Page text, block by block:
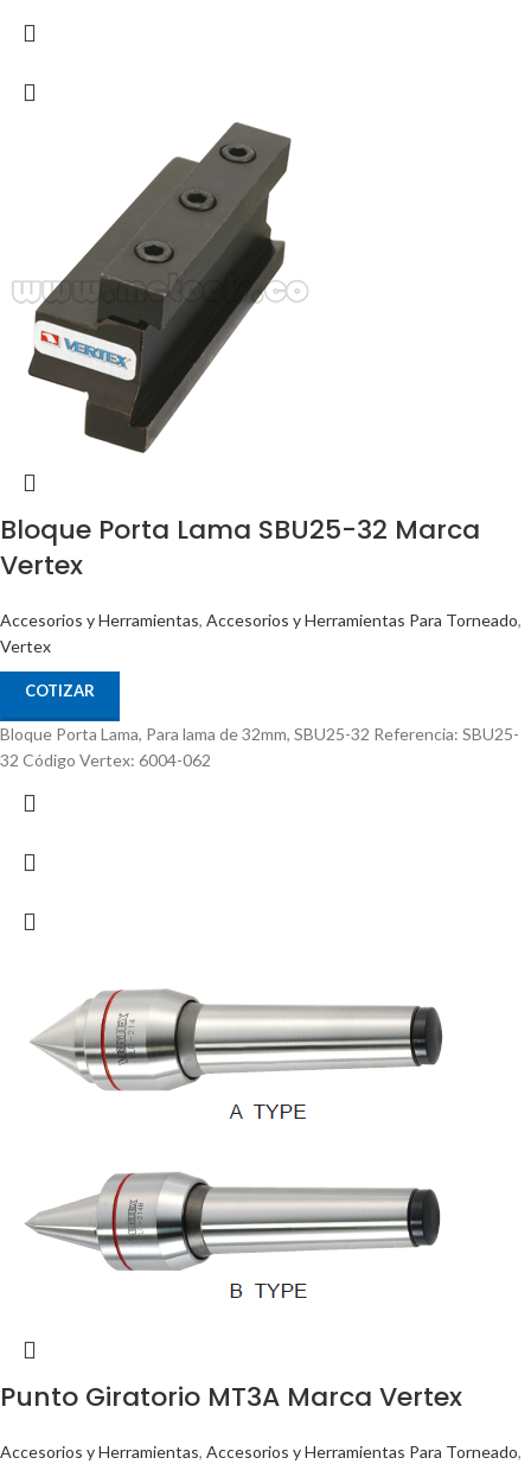
Bloque Porta Lama SBU25-32 Marca
Vertex
Accesorios y Herramientas, Accesorios y Herramientas Para Torneado,
Vertex
COTIZAR
Bloque Porta Lama, Para lama de 32mm, SBU25-32 Referencia: SBU25-
32 Código Vertex: 6004-062
Punto Giratorio MT3A Marca Vertex
Accesorios y Herramientas, Accesorios y Herramientas Para Torneado,